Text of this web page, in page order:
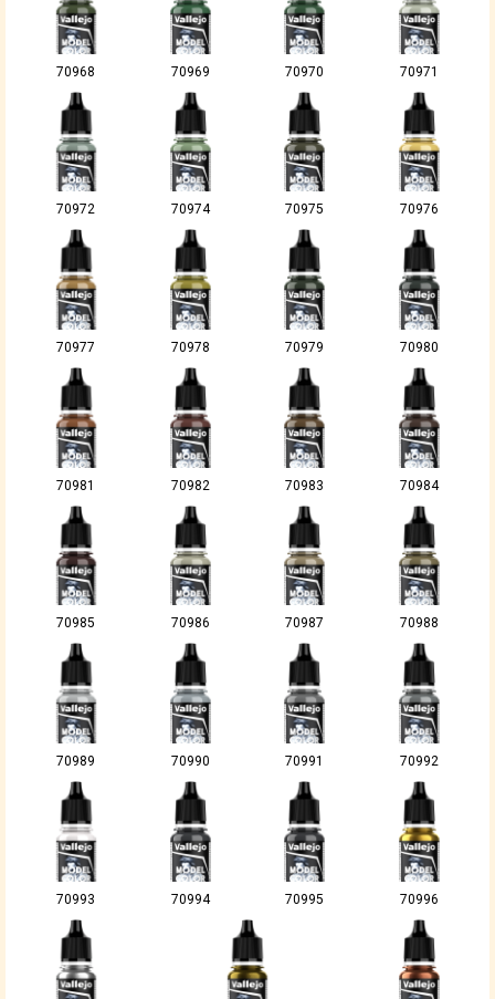
70968 70969 70970 70971
70972 70974 70975 70976
70977 70978 70979 70980
70981 70982 70983 70984
70985 70986 70987 70988
70989 70990 70991 70992
70993 70994 70995 70996